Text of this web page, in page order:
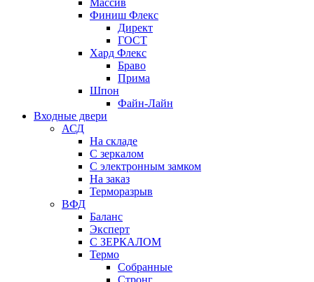
Массив
Финиш Флекс
Директ
ГОСТ
Хард Флекс
Браво
Прима
Шпон
Файн-Лайн
Входные двери
АСД
На складе
С зеркалом
С электронным замком
На заказ
Терморазрыв
ВФД
Баланс
Эксперт
С ЗЕРКАЛОМ
Термо
Собранные
Стронг